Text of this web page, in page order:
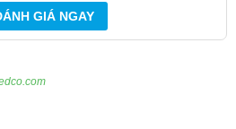
GIÁ NGAY